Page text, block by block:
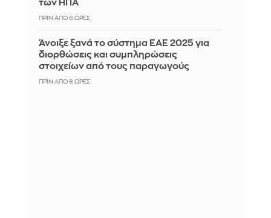
των ΗΠΑ
ΠΡΙΝ ΑΠΌ 8 ΏΡΕΣ
Άνοιξε ξανά το σύστημα ΕΑΕ 2025 για
διορθώσεις και συμπληρώσεις
στοιχείων από τους παραγωγούς
ΠΡΙΝ ΑΠΌ 8 ΏΡΕΣ